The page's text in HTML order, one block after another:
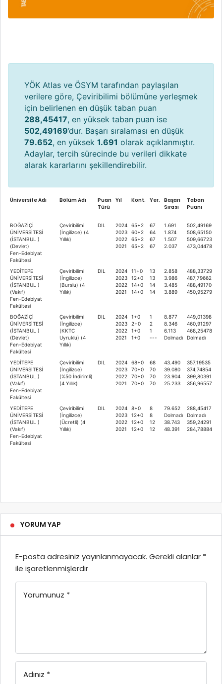
YÖK Atlas ve ÖSYM tarafından paylaşılan
verilere göre, Çeviribilimi bölümüne yerleşmek
için belirlenen en düşük taban puan
288,45417, en yüksek taban puan ise
502,49169’dur. Başarı sıralaması en düşük
79.652, en yüksek 1.691 olarak açıklanmıştır.
Adaylar, tercih sürecinde bu verileri dikkate
alarak kararlarını şekillendirebilir.
Üniversite Adı Bölüm Adı
Puan
Türü
Yıl Kont. Yer. Başarı
Sırası
Taban
Puanı
BOĞAZİÇİ
ÜNİVERSİTESİ
(İSTANBUL )
(Devlet)
Fen-Edebiyat
Fakültesi
Çeviribilimi
(İngilizce) (4
Yıllık)
DIL
2024
2023
2022
2021
65+2
60+2
65+2
65+2
67
64
67
67
1.691
1.874
1.507
2.037
502,49169
508,65150
509,66723
473,04478
YEDİTEPE
ÜNİVERSİTESİ
(İSTANBUL )
(Vakıf)
Fen-Edebiyat
Fakültesi
Çeviribilimi
(İngilizce)
(Burslu) (4
Yıllık)
DIL
2024
2023
2022
2021
11+0
12+0
14+0
14+0
13
13
14
14
2.858
3.986
3.485
3.889
488,33729
487,79662
488,49170
450,95279
BOĞAZİÇİ
ÜNİVERSİTESİ
(İSTANBUL )
(Devlet)
Fen-Edebiyat
Fakültesi
Çeviribilimi
(İngilizce)
(KKTC
Uyruklu) (4
Yıllık)
DIL
2024
2023
2022
2021
1+0
2+0
1+0
1+0
1
2
1
---
8.877
8.346
6.113
Dolmadı
449,01398
460,91297
468,25478
Dolmadı
YEDİTEPE
ÜNİVERSİTESİ
(İSTANBUL )
(Vakıf)
Fen-Edebiyat
Fakültesi
Çeviribilimi
(İngilizce)
(%50 İndirimli)
(4 Yıllık)
DIL
2024
2023
2022
2021
68+0
70+0
70+0
70+0
68
70
70
70
43.490
39.080
23.904
25.233
357,19535
374,74854
399,80391
356,96557
YEDİTEPE
ÜNİVERSİTESİ
(İSTANBUL )
(Vakıf)
Fen-Edebiyat
Fakültesi
Çeviribilimi
(İngilizce)
(Ücretli) (4
Yıllık)
DIL
2024
2023
2022
2021
8+0
12+0
12+0
12+0
8
8
12
12
79.652
Dolmadı
38.743
48.391
288,45417
Dolmadı
359,24291
284,78884
YORUM YAP
E-posta adresiniz yayınlanmayacak. Gerekli alanlar *
ile işaretlenmişlerdir
Yorumunuz *
Adınız *